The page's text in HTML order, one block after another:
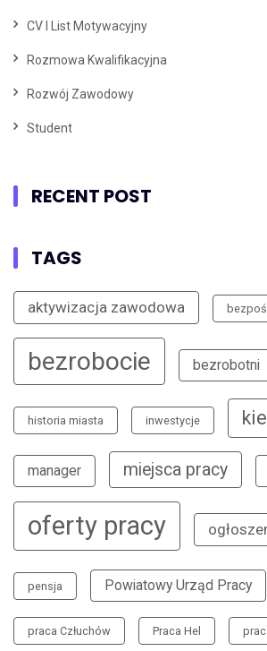
CV I List Motywacyjny
Rozmowa Kwalifikacyjna
Rozwój Zawodowy
Student
RECENT POST
TAGS
aktywizacja zawodowa
bezrobocie bezrobotni
historia miasta inwestycje
manager miejsca pracy
oferty pracy
pensja Powiatowy Urząd Pracy
praca Człuchów Praca Hel